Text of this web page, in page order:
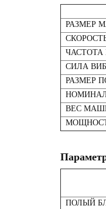
РАЗМЕР
ЧАСТОТА
СИЛА
РАЗМЕР
ВЕС
ПОЛЫЙ